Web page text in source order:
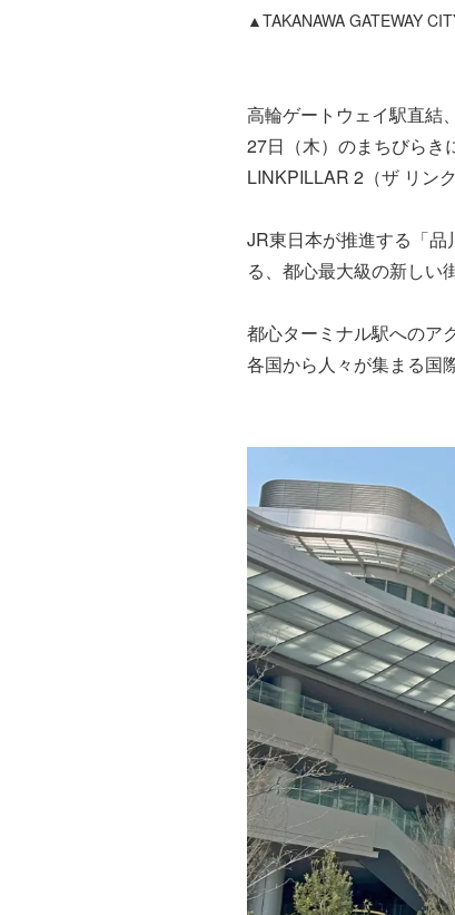
▲TAKANAWA GATEWAY
高輪ゲートウェイ駅直結
27日（木）のまちびらき
LINKPILLAR 2（ザ リン
JR東日本が推進する「
る、都心最大級の新しい
都心ターミナル駅へのア
各国から人々が集まる国